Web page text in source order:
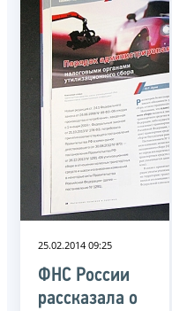
25.02.2014 09:25
ФНС России
рассказала о